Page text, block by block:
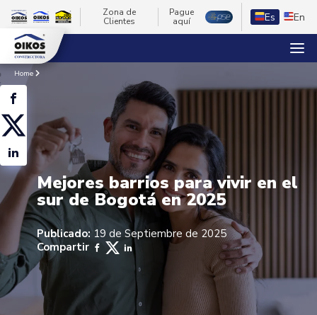
Zona de
Clientes
Pague
aquí
Es En
Home
Mejores barrios para vivir en el
sur de Bogotá en 2025
Publicado: 19 de Septiembre de 2025
Compartir